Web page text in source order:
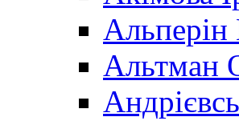
Альтман